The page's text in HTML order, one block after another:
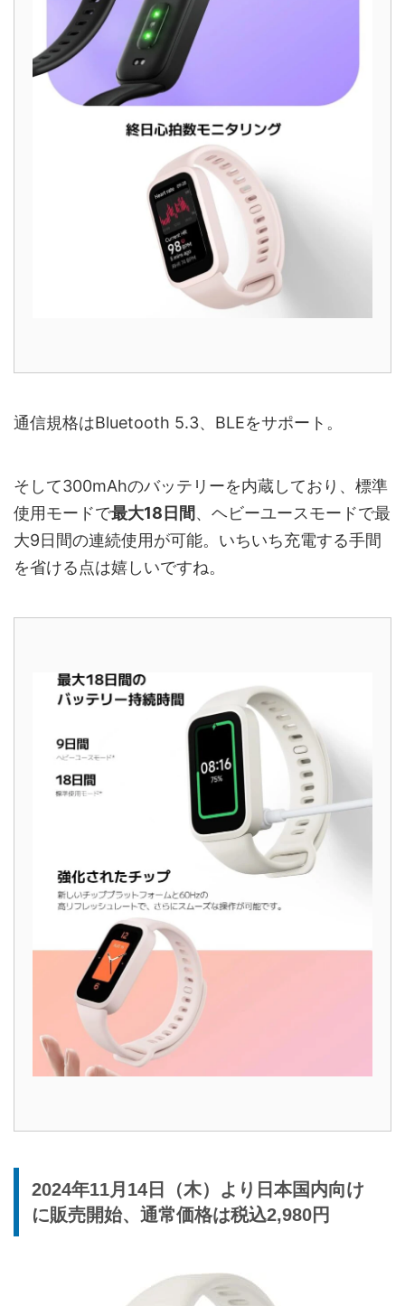
通信規格はBluetooth 5.3、BLEをサポート。
そして300mAhのバッテリーを内蔵しており、標準
使用モードで最大18日間、ヘビーユースモードで最
大9日間の連続使用が可能。いちいち充電する手間
を省ける点は嬉しいですね。
2024年11月14日（木）より日本国内向け
に販売開始、通常価格は税込2,980円